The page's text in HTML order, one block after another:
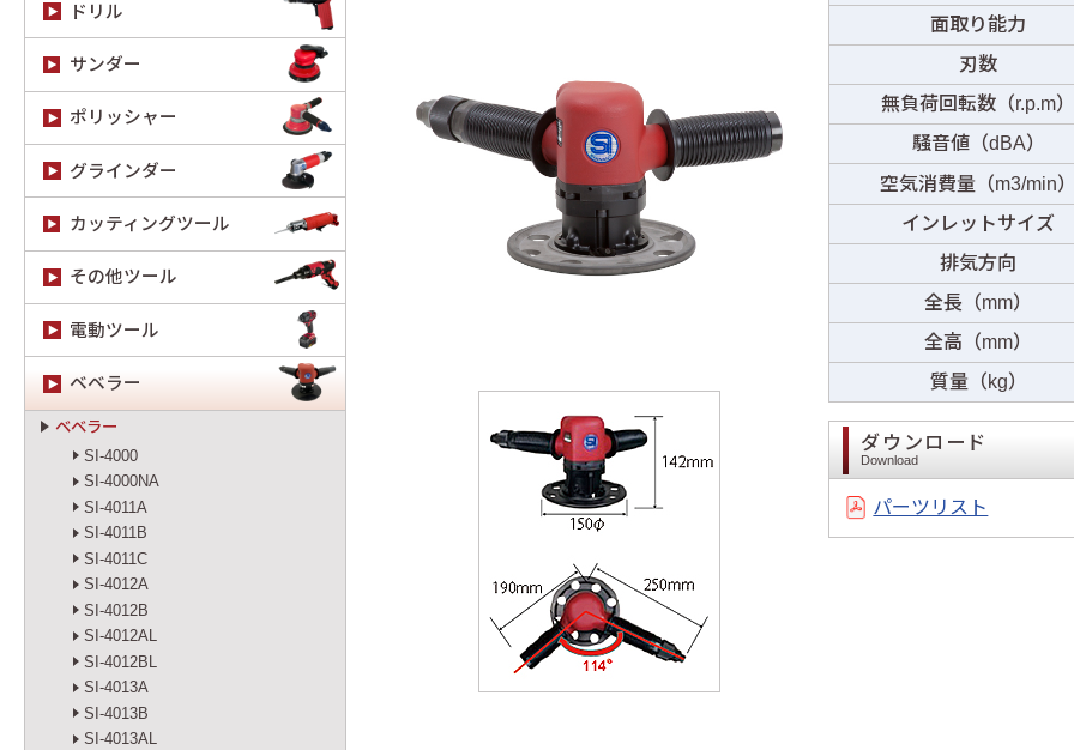
ドリル
サンダー
ポリッシャー
グラインダー
カッティングツール
その他ツール
電動ツール
ベベラー
ベベラー
SI-4000
SI-4000NA
SI-4011A
SI-4011B
SI-4011C
SI-4012A
SI-4012B
SI-4012AL
SI-4012BL
SI-4013A
SI-4013B
SI-4013AL
面取り能力
刃数
無負荷回転数（r.p.m
騒音値（dBA）
空気消費量（m3/min
インレットサイズ
排気方向
全長（mm）
全高（mm）
質量（kg）
ダウンロード
Download
パーツリスト